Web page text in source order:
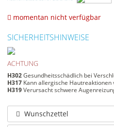
momentan nicht verfügbar
SICHERHEITSHINWEISE
ACHTUNG
H302Gesundheitsschädlich bei
H317 Kann allergische Hautreaktionen
H319Verursacht schwere
Wunschzettel